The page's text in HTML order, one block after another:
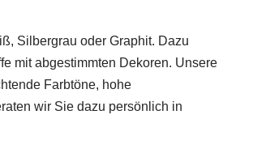
Silbergrau oder Graphit. Dazu
mit abgestimmten Dekoren. Unsere
Farbtöne, hohe
wir Sie dazu persönlich in